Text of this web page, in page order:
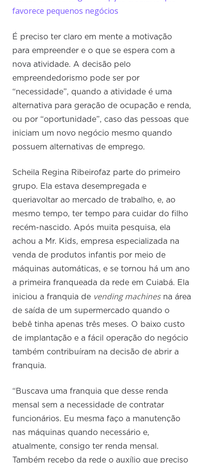
favorece pequenos negócios
É preciso ter claro em mente a motivação
para empreender e o que se espera com a
nova atividade. A decisão pelo
empreendedorismo pode ser por
“necessidade”, quando a atividade é uma
alternativa para geração de ocupação e renda,
ou por “oportunidade”, caso das pessoas que
iniciam um novo negócio mesmo quando
possuem alternativas de emprego.
Scheila Regina Ribeirofaz parte do primeiro
grupo. Ela estava desempregada e
queriavoltar ao mercado de trabalho, e, ao
mesmo tempo, ter tempo para cuidar do filho
recém-nascido. Após muita pesquisa, ela
achou a Mr. Kids, empresa especializada na
venda de produtos infantis por meio de
máquinas automáticas, e se tornou há um ano
a primeira franqueada da rede em Cuiabá. Ela
iniciou a franquia de vending machinesna área
de saída de um supermercado quando o
bebê tinha apenas três meses. O baixo custo
de implantação e a fácil operação do negócio
também contribuíram na decisão de abrir a
franquia.
“Buscava uma franquia que desse renda
mensal sem a necessidade de contratar
funcionários. Eu mesma faço a manutenção
nas máquinas quando necessário e,
atualmente, consigo ter renda mensal.
Também recebo da rede o auxílio que preciso